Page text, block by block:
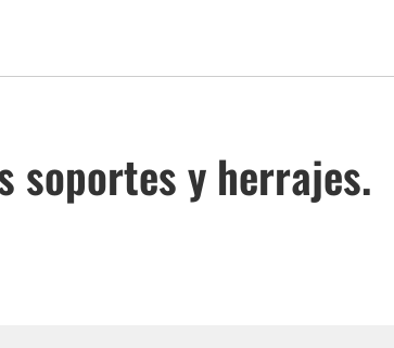
soportes y herrajes.